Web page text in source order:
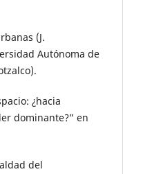
(J.
Autónoma de
¿hacia
dominante?” en
del